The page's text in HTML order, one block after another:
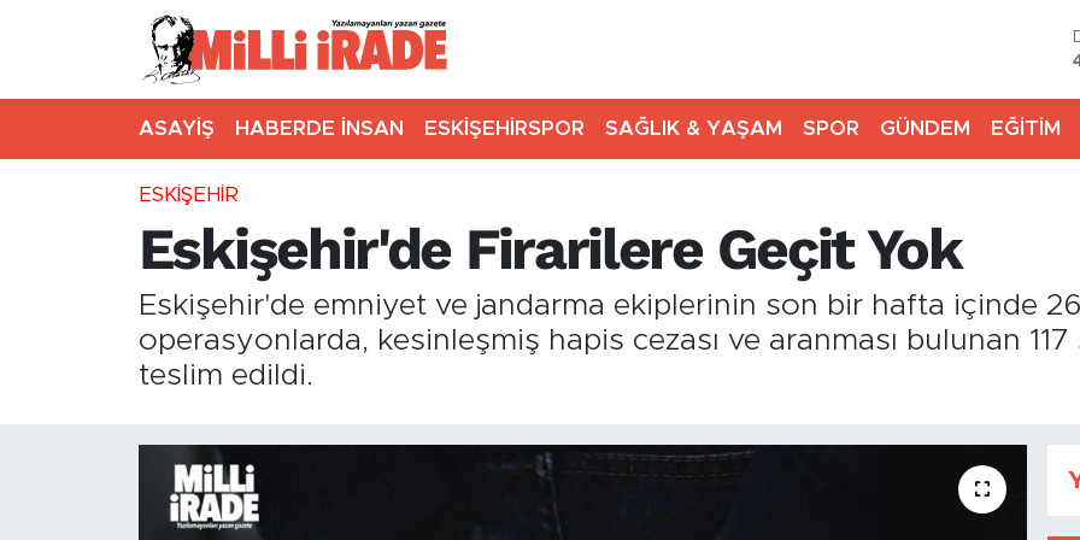
ASAYİŞ HABERDE İNSAN ESKİŞEHİRSPOR SAĞLIK & YAŞAM SPOR GÜNDEM EĞİTİM
ESKİŞEHİR
Eskişehir'de Firarilere Geçit Yok
Eskişehir'de emniyet ve jandarma ekiplerinin son bir hafta içinde
operasyonlarda, kesinleşmiş hapis cezası ve aranması bulunan
teslim edildi.